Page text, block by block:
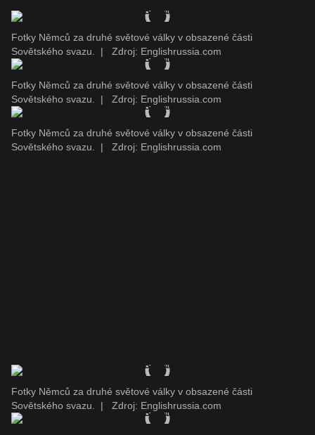
Fotky Němců za druhé světové války v obsazené části
Sovětského svazu.
| Zdroj: Englishrussia.com
Fotky Němců za druhé světové války v obsazené části
Sovětského svazu.
| Zdroj: Englishrussia.com
Fotky Němců za druhé světové války v obsazené části
Sovětského svazu.
| Zdroj: Englishrussia.com
Fotky Němců za druhé světové války v obsazené části
Sovětského svazu.
| Zdroj: Englishrussia.com